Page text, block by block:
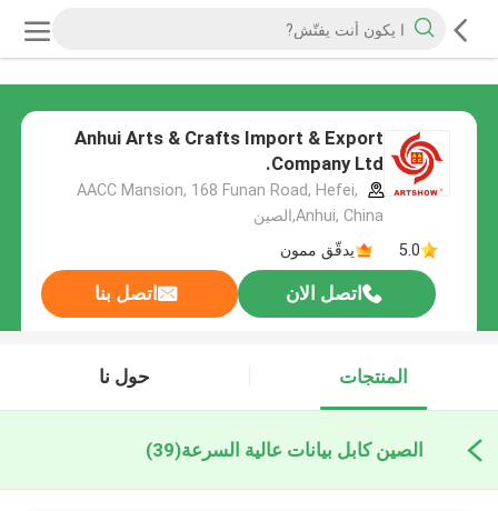
Anhui Arts & Crafts Import & Export
Company Ltd.
AACC Mansion, 168 Funan Road, Hefei,
Anhui, China,الصين
5.0
يدقّق ممون
اتصل الان اتصل بنا
المنتجات حول نا
الصين كابل بيانات عالية السرعة(39)